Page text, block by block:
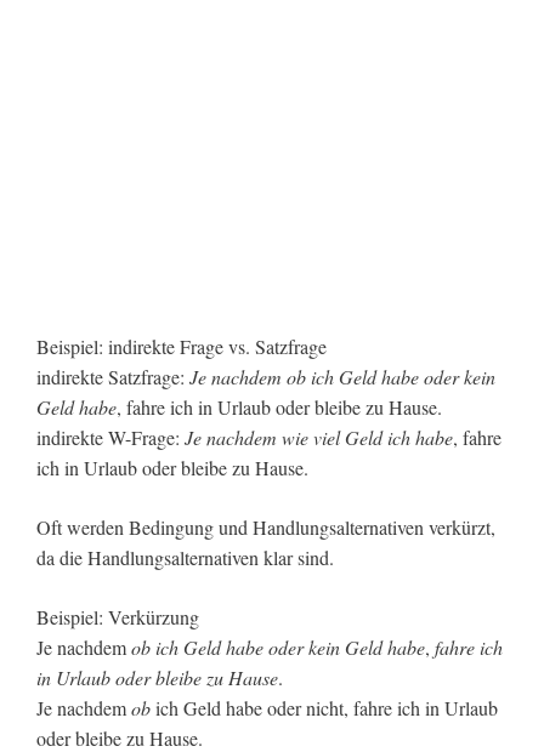
Beispiel: indirekte Frage vs. Satzfrage
indirekte Satzfrage: Je nachdem ob ich Geld habe oder kein
Geld habe, fahre ich in Urlaub oder bleibe zu Hause.
indirekte W-Frage: Je nachdem wie viel Geld ich habe, fahre
ich in Urlaub oder bleibe zu Hause.
Oft werden Bedingung und Handlungsalternativen verkürzt,
da die Handlungsalternativen klar sind.
Beispiel: Verkürzung
Je nachdemob ich Geld habe oder kein Geld habe, fahre ich
in Urlaub oder bleibe zu Hause.
Je nachdemobich Geld habe oder nicht, fahre ich in Urlaub
oder bleibe zu Hause.